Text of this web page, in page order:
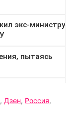
, Дзен, Россия,